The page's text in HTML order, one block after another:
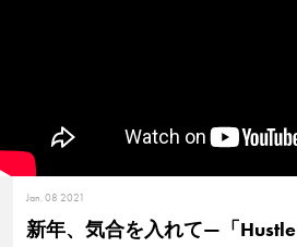
Jan. 08 2021
新年、気合を入れて—「Hustle